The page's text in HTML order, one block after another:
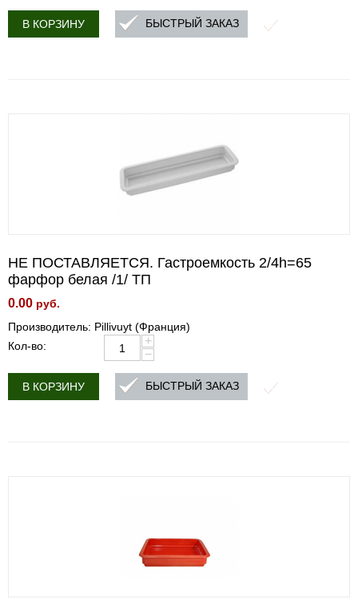
В КОРЗИНУ БЫСТРЫЙ ЗАКАЗ
НЕ ПОСТАВЛЯЕТСЯ. Гастроемкость 2/4h=65
фарфор белая /1/ ТП
0.00 руб.
Производитель: Pillivuyt (Франция)
Кол-во:
+
−
В КОРЗИНУ БЫСТРЫЙ ЗАКАЗ